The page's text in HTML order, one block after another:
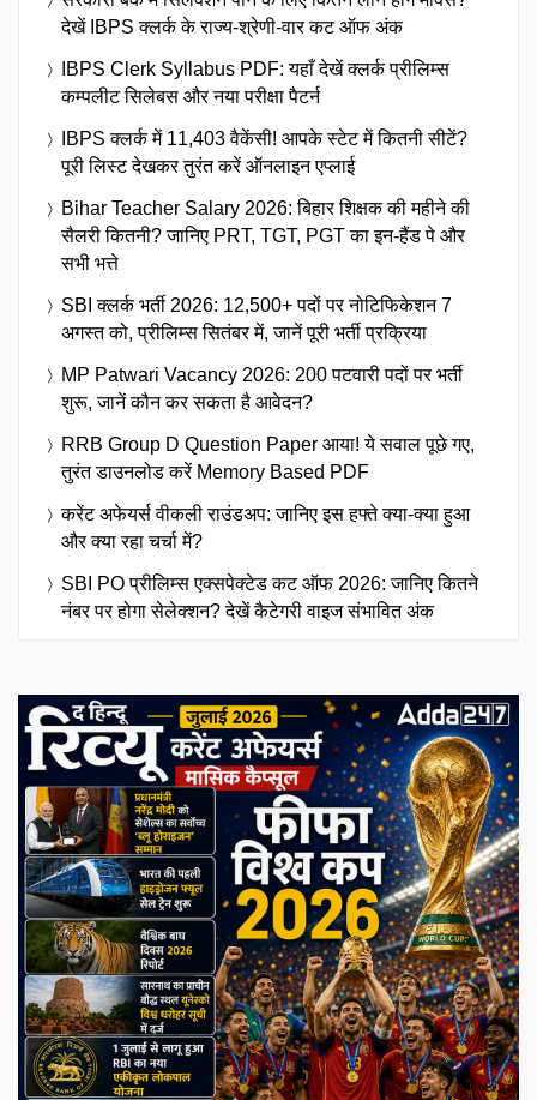
देखें IBPS क्लर्क के राज्य-श्रेणी-वार कट ऑफ अंक
IBPS Clerk Syllabus PDF: यहाँ देखें क्लर्क प्रीलिम्स
कम्पलीट सिलेबस और नया परीक्षा पैटर्न
IBPS क्लर्क में 11,403 वैकेंसी! आपके स्टेट में कितनी सीटें?
पूरी लिस्ट देखकर तुरंत करें ऑनलाइन एप्लाई
Bihar Teacher Salary 2026: बिहार शिक्षक की महीने की
सैलरी कितनी? जानिए PRT, TGT, PGT का इन-हैंड पे और
सभी भत्ते
SBI क्लर्क भर्ती 2026: 12,500+ पदों पर नोटिफिकेशन 7
अगस्त को, प्रीलिम्स सितंबर में, जानें पूरी भर्ती प्रक्रिया
MP Patwari Vacancy 2026: 200 पटवारी पदों पर भर्ती
शुरू, जानें कौन कर सकता है आवेदन?
RRB Group D Question Paper आया! ये सवाल पूछे गए,
तुरंत डाउनलोड करें Memory Based PDF
करेंट अफेयर्स वीकली राउंडअप: जानिए इस हफ्ते क्या-क्या हुआ
और क्या रहा चर्चा में?
SBI PO प्रीलिम्स एक्सपेक्टेड कट ऑफ 2026: जानिए कितने
नंबर पर होगा सेलेक्शन? देखें कैटेगरी वाइज संभावित अंक